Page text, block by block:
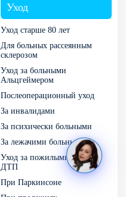
Уход
Уход старше 80 лет
Для больных рассеянным
склерозом
Уход за больными
Альцгеймером
Послеоперационный уход
За инвалидами
За психически больными
За лежачими больными
Уход за пожилыми после
ДТП
При Паркинсоне